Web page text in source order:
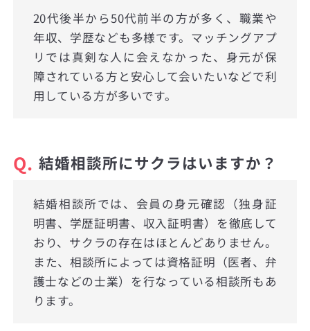
20代後半から50代前半の方が多く、職業や
年収、学歴なども多様です。マッチングアプ
リでは真剣な人に会えなかった、身元が保
障されている方と安心して会いたいなどで利
用している方が多いです。
Q. 結婚相談所にサクラはいますか？
結婚相談所では、会員の身元確認（独身証
明書、学歴証明書、収入証明書）を徹底して
おり、サクラの存在はほとんどありません。
また、相談所によっては資格証明（医者、弁
護士などの士業）を行なっている相談所もあ
ります。